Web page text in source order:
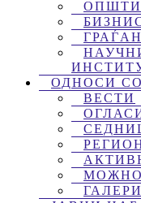
ОДНОСИ
ВЕСТИ